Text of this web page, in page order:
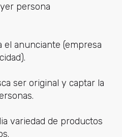
persona
el anunciante (empresa
ser original y captar la
variedad de productos